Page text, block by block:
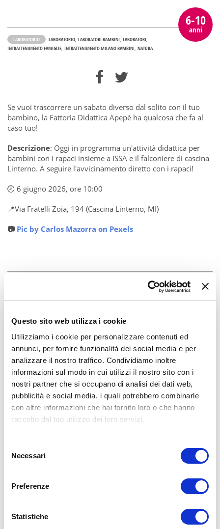
Questo sito web utilizza i cookie
Utilizziamo i cookie per personalizzare contenuti ed
annunci, per fornire funzionalità dei social media e per
analizzare il nostro traffico. Condividiamo inoltre
informazioni sul modo in cui utilizzi il nostro sito con i
nostri partner che si occupano di analisi dei dati web,
pubblicità e social media, i quali potrebbero combinarle
con altre informazioni che hai fornito loro o che hanno
raccolto dal tuo utilizzo dei loro servizi.
delNecessari
Preferenze
Statistiche
6-10
anni
LABORATORIO LABORATORIO LABORATORI BAMBINI LABORATORI
INTRATTENIMENTO FAMIGLIE INTRATTENIMENTO MILANO BAMBINI NATURA
Se vuoi trascorrere un sabato diverso dal solito con il tuo
bambino, la Fattoria Didattica Apepè ha qualcosa che fa al
caso tuo!
Descrizione: Oggi in programma un'attività didattica per
bambini con i rapaci insieme a ISSA e il falconiere di cascina
Linterno. A seguire l'avvicinamento diretto con i rapaci!
🕗 6 giugno 2026, ore 10:00
📍Via Fratelli Zoia, 194 (Cascina Linterno, MI)
📷 Pic by Carlos Mazorra on Pexels